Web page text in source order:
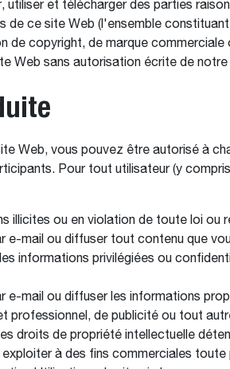
utiliser et télécharger des parties
de ce site Web (l'ensemble
de copyright, de marque
Web sans autorisation écrite de
Web, vous pouvez être autorisé à
Pour tout utilisateur (y
illicites ou en violation de toute loi ou
e-mail ou diffuser tout contenu que
informations privilégiées ou
e-mail ou diffuser les informations
professionnel, de publicité ou tout
droits de propriété intellectuelle
exploiter à des fins commerciales